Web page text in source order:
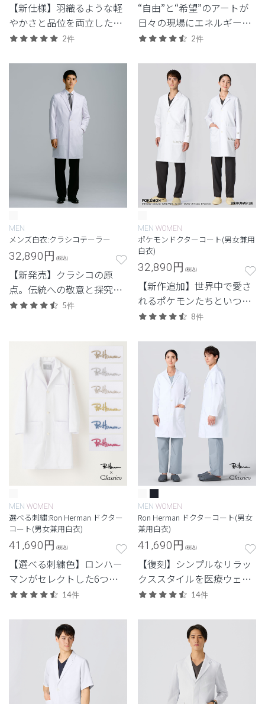
【新仕様】羽織るような軽
やかさと品位を両立した、
最軽量級の白衣。
2件
“自由”と“希望”のアートが
日々の現場にエネルギーを
もたらす。キース・ヘリン
2件
MEN
メンズ白衣:クラシコテーラー
32,890円 (税込)
【新発売】クラシコの原
点。伝統への敬意と探究心
から生まれたシグネチャー
5件
MEN WOMEN
ポケモンドクターコート(男女兼用
白衣)
32,890円 (税込)
【新作追加】世界中で愛さ
れるポケモンたちといつも
一緒に。コレクション初の
8件
MEN WOMEN
選べる刺繍:Ron Herman ドクター
コート(男女兼用白衣)
41,690円 (税込)
【選べる刺繍色】ロンハー
マンがセレクトした6つの
刺繍色からつくる特別なド
14件
MEN WOMEN
Ron Herman ドクターコート(男女
兼用白衣)
41,690円 (税込)
【復刻】シンプルなリラッ
クススタイルを医療ウェア
に落とし込んだロンハーマ
ッション性と機能性を兼ね
備えたドクターコート。
14件